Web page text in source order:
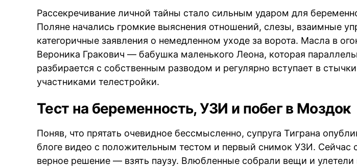
Рассекречивание личной тайны стало сильным ударом для
Поляне начались громкие выяснения отношений, слезы, взаимные
категоричные заявления о немедленном уходе за ворота. Масла в
Вероника Гракович — бабушка маленького Леона, которая
разбирается с собственным разводом и регулярно вступает в
участниками телестройки.
Тест на беременность, УЗИ и побег в Моздок
Поняв, что прятать очевидное бессмысленно, супруга Тиграна
блоге видео с положительным тестом и первый снимок УЗИ. Сейчас
верное решение — взять паузу. Влюбленные собрали вещи и
BREAKING NEWS /// НОВОСТИ (СМИ) ///